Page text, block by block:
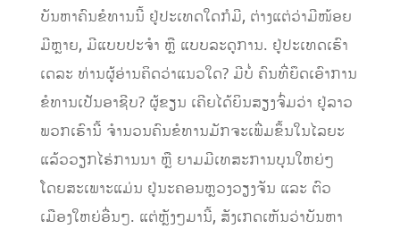
ບັນຫາຄົນຂໍທານນີ້ ຢູ່ປະເທດໃດກໍມີ, ຕ່າງແຕ່ວ່າມີໜ້ອຍ
ມີຫຼາຍ, ມີແບບປະຈຳ ຫຼື ແບບລະດູການ. ຢູ່ປະເທດເຮົາ
ເດລະ ທ່ານຜູ້ອ່ານຄິດວ່າແນວໃດ? ມີບໍ່ ຄົນທີ່ຍຶດເອົາການ
ຂໍທານເປັນອາຊີບ? ຜູ້ຂຽນ ເຄີຍໄດ້ຍິນສຽງຈົ່ມວ່າ ຢູ່ລາວ
ພວກເຮົານີ້ ຈຳນວນຄົນຂໍທານມັກຈະເພີ່ມຂຶ້ນໃນໄລຍະ
ແລ້ວວຽກໄຮ່ການນາ ຫຼື ຍາມມີເທສະການບຸນໃຫຍ່ໆ
ໂດຍສະເພາະແມ່ນ ຢູ່ນະຄອນຫຼວງວຽງຈັນ ແລະ ຕົວ
ເມືອງໃຫຍ່ອື່ນໆ. ແຕ່ຫຼັງໆມານີ້, ສັງເກດເຫັນວ່າບັນຫາ